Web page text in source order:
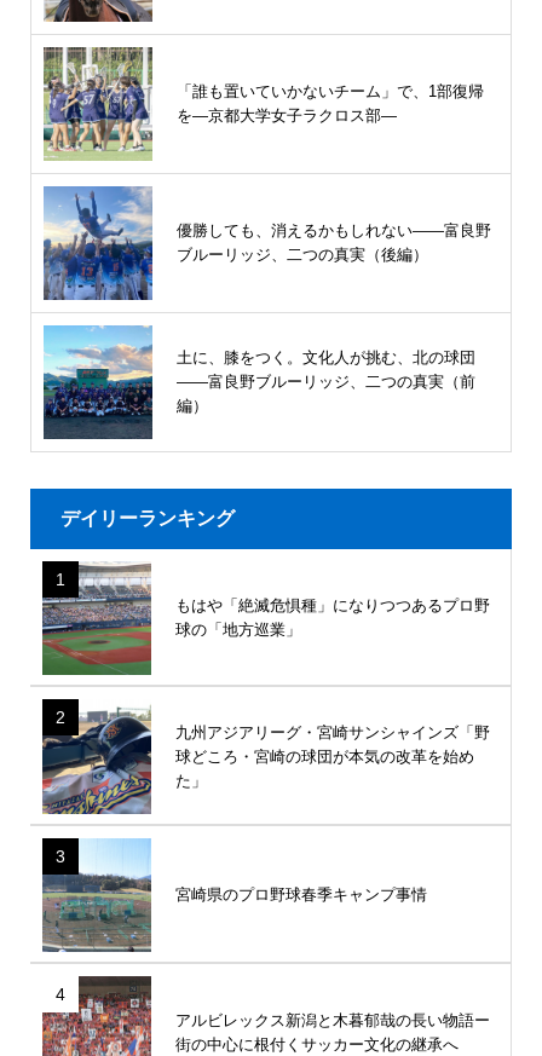
「誰も置いていかないチーム」で、1部復帰
を―京都大学女子ラクロス部―
優勝しても、消えるかもしれない――富良野
ブルーリッジ、二つの真実（後編）
土に、膝をつく。文化人が挑む、北の球団
――富良野ブルーリッジ、二つの真実（前
編）
デイリーランキング
1
もはや「絶滅危惧種」になりつつあるプロ野
球の「地方巡業」
2
九州アジアリーグ・宮崎サンシャインズ「野
球どころ・宮崎の球団が本気の改革を始め
た」
3
宮崎県のプロ野球春季キャンプ事情
4
アルビレックス新潟と木暮郁哉の長い物語ー
街の中心に根付くサッカー文化の継承へ